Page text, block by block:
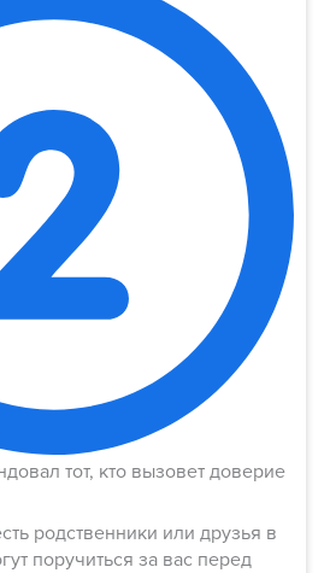
тот, кто вызовет доверие
родственники или друзья в
поручиться за вас перед